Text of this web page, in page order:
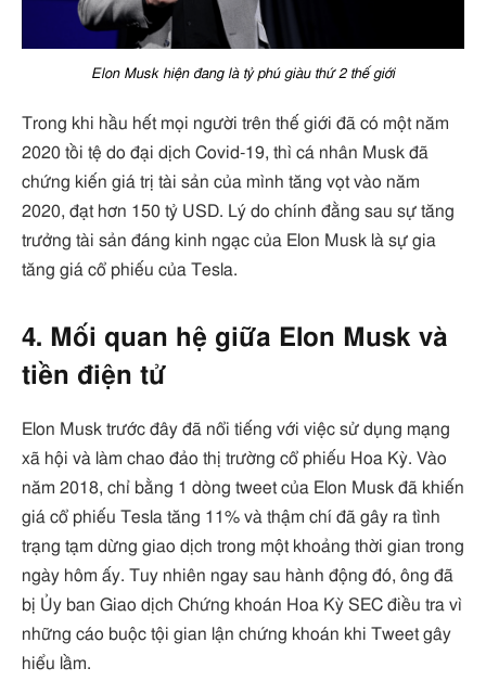
Elon Musk hiện đang là tỷ phú giàu thứ 2 thế giới
Trong khi hầu hết mọi người trên thế giới đã có một năm
2020 tồi tệ do đại dịch Covid-19, thì cá nhân Musk đã
chứng kiến ​​giá trị tài sản của mình tăng vọt vào năm
2020, đạt hơn 150 tỷ USD. Lý do chính đằng sau sự tăng
trưởng tài sản đáng kinh ngạc của Elon Musk là sự gia
tăng giá cổ phiếu của Tesla.
4. Mối quan hệ giữa Elon Musk và
tiền điện tử
Elon Musk trước đây đã nổi tiếng với việc sử dụng mạng
xã hội và làm chao đảo thị trường cổ phiếu Hoa Kỳ. Vào
năm 2018, chỉ bằng 1 dòng tweet của Elon Musk đã khiến
giá cổ phiếu Tesla tăng 11% và thậm chí đã gây ra tình
trạng tạm dừng giao dịch trong một khoảng thời gian trong
ngày hôm ấy. Tuy nhiên ngay sau hành động đó, ông đã
bị Ủy ban Giao dịch Chứng khoán Hoa Kỳ SEC điều tra vì
những cáo buộc tội gian lận chứng khoán khi Tweet gây
hiểu lầm.